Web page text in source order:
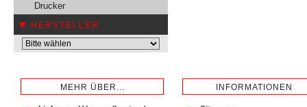
Drucker
HERSTELLER
MEHR ÜBER... INFORMATIONEN